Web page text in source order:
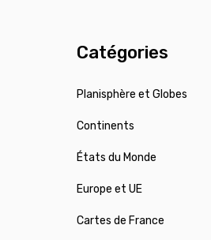
Catégories
Planisphère et Globes
Continents
États du Monde
Europe et UE
Cartes de France